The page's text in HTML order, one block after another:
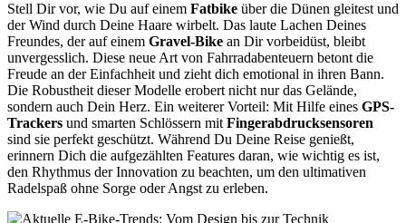
Stell Dir vor, wie Du auf einem Fatbike über die Dünen gleitest und
der Wind durch Deine Haare wirbelt. Das laute Lachen Deines
Freundes, der auf einem Gravel-Bike an Dir vorbeidüst, bleibt
unvergesslich. Diese neue Art von Fahrradabenteuern betont die
Freude an der Einfachheit und zieht dich emotional in ihren Bann.
Die Robustheit dieser Modelle erobert nicht nur das Gelände,
sondern auch Dein Herz. Ein weiterer Vorteil: Mit Hilfe eines GPS-
Trackers und smarten Schlössern mit Fingerabdrucksensoren
sind sie perfekt geschützt. Während Du Deine Reise genießt,
erinnern Dich die aufgezählten Features daran, wie wichtig es ist,
den Rhythmus der Innovation zu beachten, um den ultimativen
Radelspaß ohne Sorge oder Angst zu erleben.